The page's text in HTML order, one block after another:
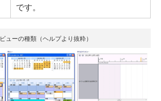
です。
ビューの種類（ヘルプより抜粋）